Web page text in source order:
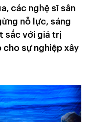
các nghệ sĩ sân
nỗ lực, sáng
sắc với giá trị
sự nghiệp xây